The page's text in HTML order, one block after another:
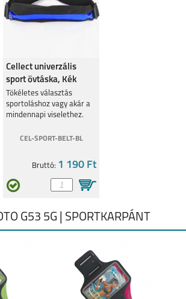
Cellect univerzális
sport övtáska, Kék
Tökéletes választás
sportoláshoz vagy akár a
mindennapi viselethez.
CEL-SPORT-BELT-BL
Bruttó: 1 190 Ft
G53 5G | SPORTKARPÁNT